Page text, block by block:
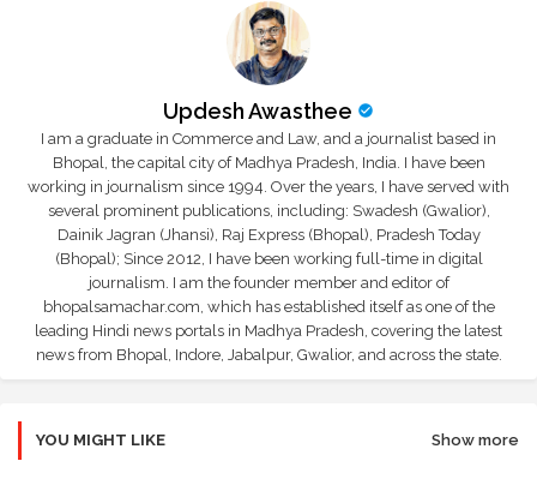
Updesh Awasthee
I am a graduate in Commerce and Law, and a journalist based in
Bhopal, the capital city of Madhya Pradesh, India. I have been
working in journalism since 1994. Over the years, I have served with
several prominent publications, including: Swadesh (Gwalior),
Dainik Jagran (Jhansi), Raj Express (Bhopal), Pradesh Today
(Bhopal); Since 2012, I have been working full-time in digital
journalism. I am the founder member and editor of
bhopalsamachar.com, which has established itself as one of the
leading Hindi news portals in Madhya Pradesh, covering the latest
news from Bhopal, Indore, Jabalpur, Gwalior, and across the state.
YOU MIGHT LIKE Show more